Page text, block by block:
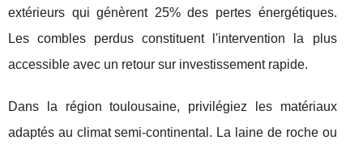
extérieurs qui génèrent 25% des pertes énergétiques.
Les combles perdus constituent l'intervention la plus
accessible avec un retour sur investissement rapide.
Dans la région toulousaine, privilégiez les matériaux
adaptés au climat semi-continental. La laine de roche ou